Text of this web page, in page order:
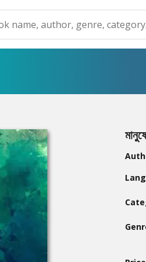
Humayun Ahmed
Mouri Morium